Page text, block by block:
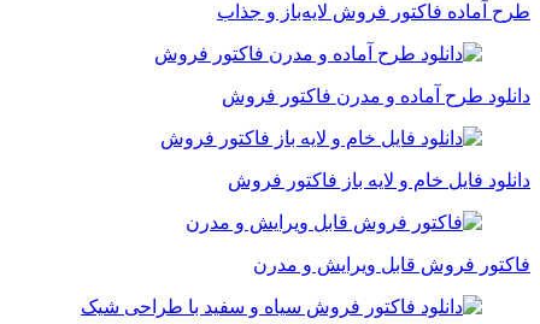
آماده فاکتور فروش لایه‌باز و جذاب
طرح آماده و مدرن فاکتور فروش
فایل خام و لایه باز فاکتور فروش
فروش قابل ویرایش و مدرن